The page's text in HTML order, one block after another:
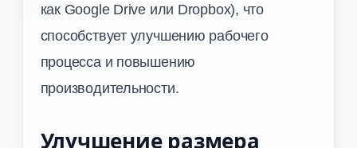
как Google Drive или Dropbox), что
способствует улучшению рабочего
процесса и повышению
производительности.
Улучшение размера